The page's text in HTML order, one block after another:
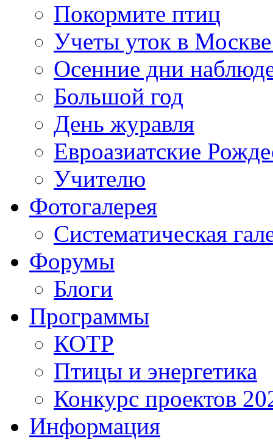
Покормите птиц
Учеты уток в
Осенние дни
Большой год
День журавля
Евроазиатские
Учителю
Фотогалерея
Систематическая
Форумы
Блоги
Программы
КОТР
Птицы и энергетика
Конкурс проектов
Информация